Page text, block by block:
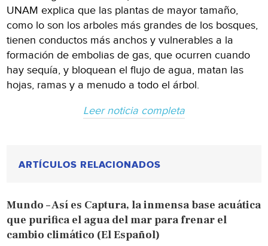
UNAM explica que las plantas de mayor tamaño,
como lo son los arboles más grandes de los bosques,
tienen conductos más anchos y vulnerables a la
formación de embolias de gas, que ocurren cuando
hay sequía, y bloquean el flujo de agua, matan las
hojas, ramas y a menudo a todo el árbol.
Leer noticia completa
ARTÍCULOS RELACIONADOS
Mundo – Así es Captura, la inmensa base acuática
que purifica el agua del mar para frenar el
cambio climático (El Español)